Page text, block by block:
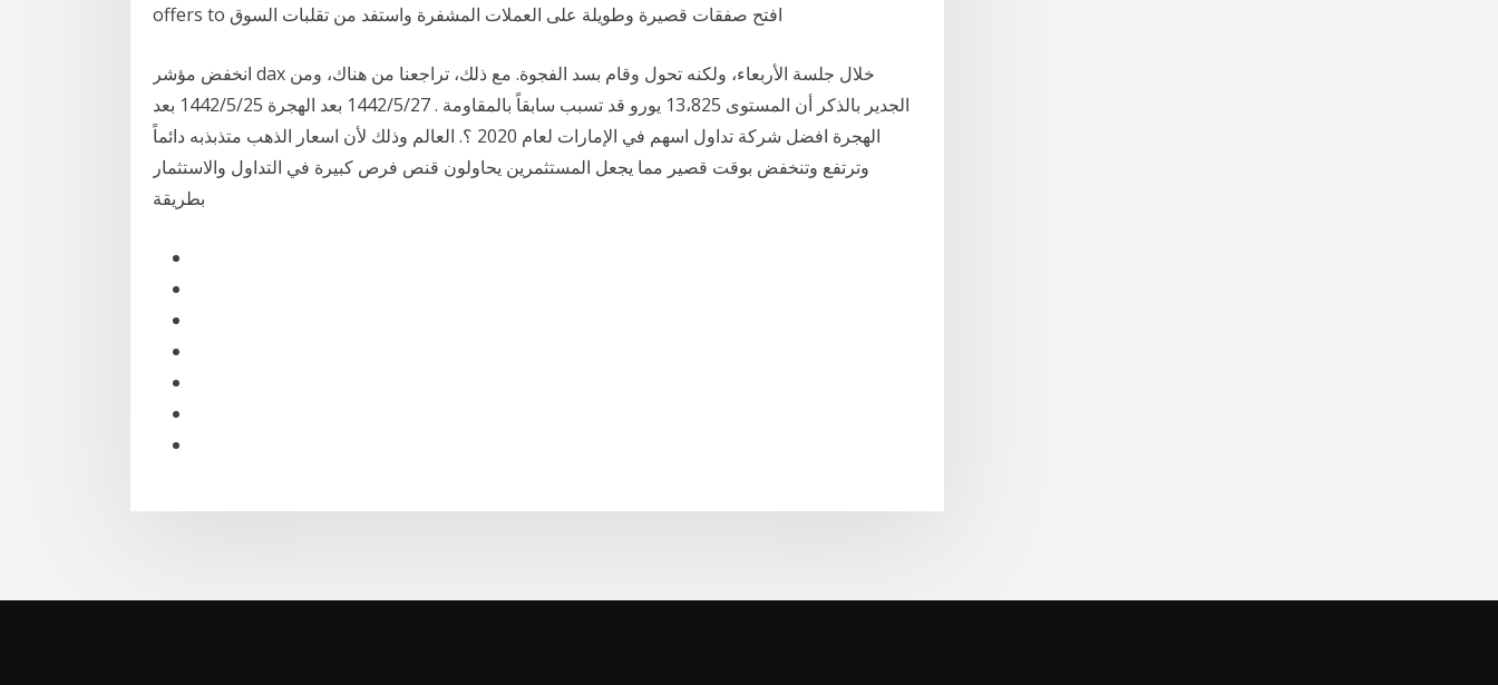
offers to افتح صفقات قصيرة وطويلة على العملات المشفرة واستفد من تقلبات السوق
انخفض مؤشر dax خلال جلسة الأربعاء، ولكنه تحول وقام بسد الفجوة. مع ذلك، تراجعنا من هناك، ومن
الجدير بالذكر أن المستوى 13،825 يورو قد تسبب سابقاً بالمقاومة . 27‏‏/5‏‏/1442 بعد الهجرة 25‏‏/5‏‏/1442 بعد
الهجرة افضل شركة تداول اسهم في الإمارات لعام 2020 ؟. العالم وذلك لأن اسعار الذهب متذبذبه دائماً
وترتفع وتنخفض بوقت قصير مما يجعل المستثمرين يحاولون قنص فرص كبيرة في التداول والاستثمار
بطريقة